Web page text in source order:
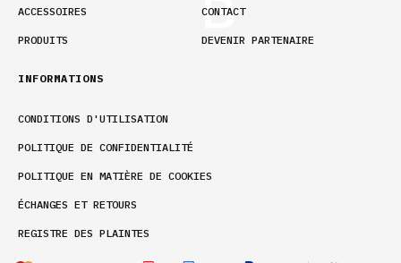
ACCESSOIRES
PRODUITS
CONTACT
DEVENIR PARTENAIRE
INFORMATIONS
CONDITIONS D'UTILISATION
POLITIQUE DE CONFIDENTIALITÉ
POLITIQUE EN MATIÈRE DE COOKIES
ÉCHANGES ET RETOURS
REGISTRE DES PLAINTES